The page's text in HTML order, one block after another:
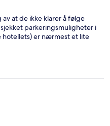
at de ikke klarer å følge
parkeringsmuligheter i
hotellets) er nærmest et lite